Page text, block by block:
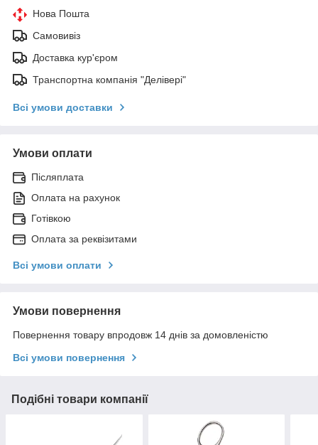
Нова Пошта
Самовивіз
Доставка кур'єром
Транспортна компанія "Делівері"
Всі умови доставки
Умови оплати
Післяплата
Оплата на рахунок
Готівкою
Оплата за реквізитами
Всі умови оплати
Умови повернення
Повернення товару впродовж 14 днів за домовленістю
Всі умови повернення
Подібні товари компанії